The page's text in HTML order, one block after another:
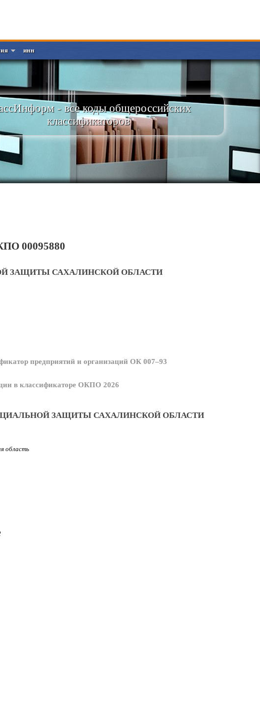
инн
- все коды общероссийских
классификаторов
00095880
ЗАЩИТЫ САХАЛИНСКОЙ ОБЛАСТИ
предприятий и организаций ОК 007–93
в классификаторе ОКПО 2026
ЗАЩИТЫ САХАЛИНСКОЙ ОБЛАСТИ
область